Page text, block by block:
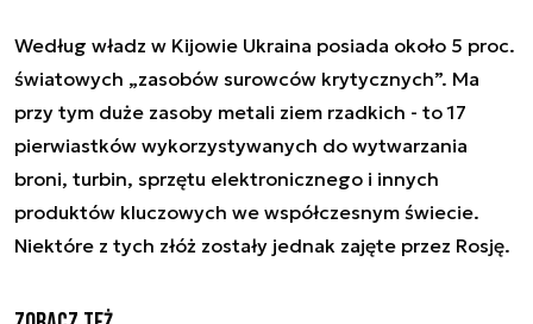
Według władz w Kijowie Ukraina posiada około 5 proc.
światowych „zasobów surowców krytycznych”. Ma
przy tym duże zasoby metali ziem rzadkich - to 17
pierwiastków wykorzystywanych do wytwarzania
broni, turbin, sprzętu elektronicznego i innych
produktów kluczowych we współczesnym świecie.
Niektóre z tych złóż zostały jednak zajęte przez Rosję.